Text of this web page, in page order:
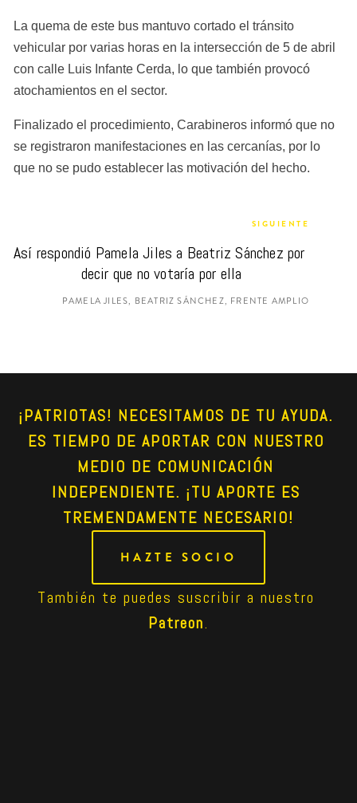
La quema de este bus mantuvo cortado el tránsito
vehicular por varias horas en la intersección de 5 de abril
con calle Luis Infante Cerda, lo que también provocó
atochamientos en el sector.
Finalizado el procedimiento, Carabineros informó que no
se registraron manifestaciones en las cercanías, por lo
que no se pudo establecer las motivación del hecho.
SIGUIENTE
Así respondió Pamela Jiles a Beatriz Sánchez por
decir que no votaría por ella
PAMELA JILES, BEATRIZ SÁNCHEZ, FRENTE AMPLIO
¡PATRIOTAS! NECESITAMOS DE TU AYUDA.
ES TIEMPO DE APORTAR CON NUESTRO
MEDIO DE COMUNICACIÓN
INDEPENDIENTE. ¡TU APORTE ES
TREMENDAMENTE NECESARIO!
HAZTE SOCIO
Patreon.